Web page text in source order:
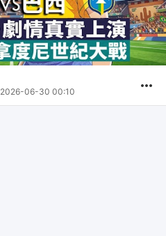
2026-06-30 00:10